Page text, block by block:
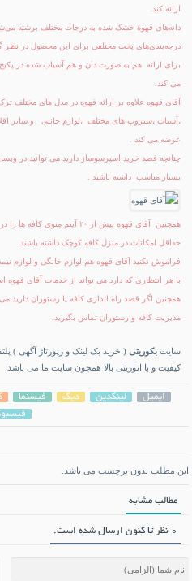
ارائه کند.
دانه‌های قهوهٔ خشک شده به درجات مختلف برشته
درجه‌بندی‌های پخت مختلفی برای این محصول در نظر
می کند.
آقای قهوه علاوه بر ارائه قهوه در مدل های مختلف
،آسیاب ،سیروپ های مختلف ،لوازم جانبی و سایر
عرضه می کند .
چنانچه قصدخرید اسپرسوساز دارید می توانید در
بسیار مناسب داشته باشید .
همچنین آقای قهوه بیش از ۲۰ آیتم منوی کافه
حداقل امکانات در منزل کافه کوچک داشته باشند.
فراموش نکنید آقای قهوه هم لوازم خانگی و لوازم
با هر انتظاری که دارد می تواند از خدمات آقای قهوه
همچنین اگر قصد راه اندازی کافه یا رستوران دارید
مدیریت کافه و رستوران تماس بگیرید.
سایتبکوریتی( خرید بک لینک و رپورتاژ آگهی )
کیفیت و با اتوریتی بالا همچون سایت ما می باشد.
ایمیل لینکدین دیگ فیسنما
این مطلب بدون برچسب می باشد.
مطالب مشابه
0 نظر تا کنون ارسال شده است.